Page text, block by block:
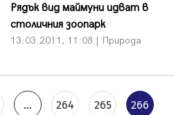
Рядък вид маймуни идват в
столичния зоопарк
13.03.2011, 11:08 | Природа
... 264 265 266